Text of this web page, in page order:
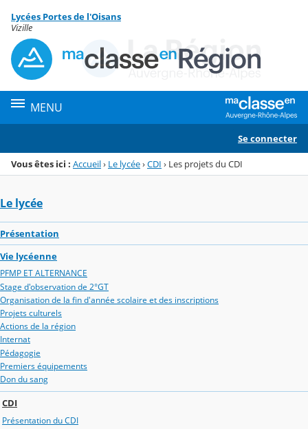
Menu de la rubrique
Contenu
Lycées Portes de l'Oisans
Vizille
MENU
Se connecter
Vous êtes ici : Accueil› Le lycée›CDI › Les projets du CDI
Le lycée
Présentation
Vie lycéenne
PFMP ET ALTERNANCE
Stage d'observation de 2°GT
Organisation de la fin d'année scolaire et des inscriptions
Projets culturels
Actions de la région
Internat
Pédagogie
Premiers équipements
Don du sang
CDI
Présentation du CDI